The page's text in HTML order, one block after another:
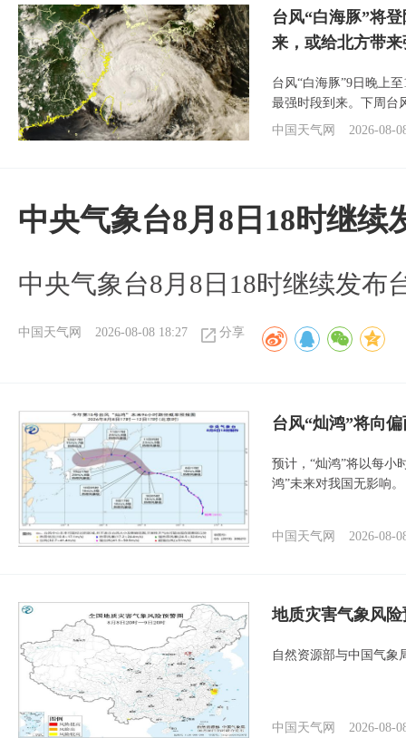
台风“白海豚”将
来，或给北方带
台风“白海豚”9日晚上
最强时段到来。下周台
中国天气网
2026-08-
中央气象台8月8日18时继续
中央气象台8月8日18时继续发布
中国天气网 2026-08-08 18:27 分享
台风“灿鸿”将向
预计，“灿鸿”将以每小
鸿”未来对我国无影响。
中国天气网 2026-08-
地质灾害气象风
自然资源部与中国气象
中国天气网 2026-08-